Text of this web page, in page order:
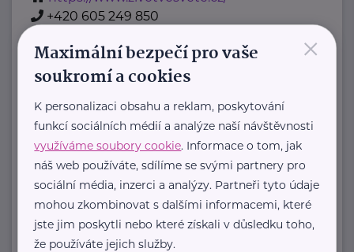
+420 605 249 850
Nadační fond Spolu s odvahou
Žižkova 403 Mladá Boleslav
Nadační fond Spolu s odvahou
je nezisková organizace, jejímž
posláním je podporovat duševní
zdraví dětí ...
https://spolusodvahou.org/cz/
×
Maximální bezpečí pro vaše
soukromí a cookies
K personalizaci obsahu a reklam, poskytování
funkcí sociálních médií a analýze naší návštěvnosti
využíváme soubory cookie. Informace o tom, jak
náš web používáte, sdílíme se svými partnery pro
sociální média, inzerci a analýzy. Partneři tyto údaje
mohou zkombinovat s dalšími informacemi, které
jste jim poskytli nebo které získali v důsledku toho,
že používáte jejich služby.